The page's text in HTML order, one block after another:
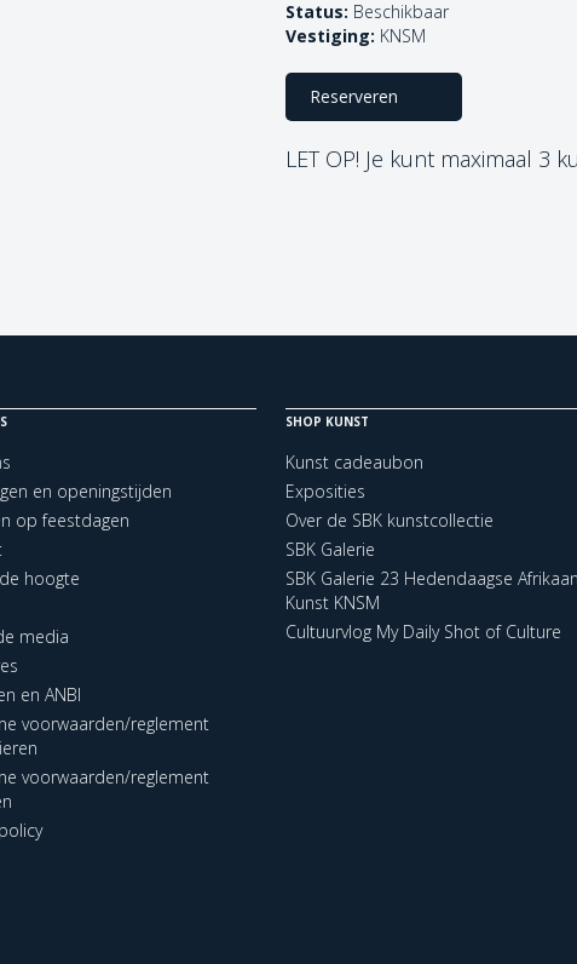
Status: Beschikbaar
Vestiging: KNSM
Reserveren
LET OP! Je kunt maximaal 3
en openingstijden
op feestdagen
hoogte
media
en ANBI
voorwaarden/reglement
voorwaarden/reglement
SHOP KUNST
Kunst cadeaubon
Exposities
Over de SBK kunstcollectie
SBK Galerie
SBK Galerie 23 Hedendaagse
Kunst KNSM
Cultuurvlog My Daily Shot of Culture